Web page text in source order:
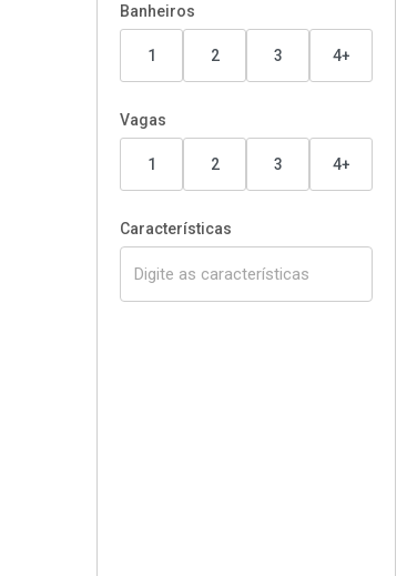
Banheiros
1 2 3 4+
Vagas
1 2 3 4+
Características